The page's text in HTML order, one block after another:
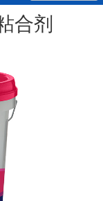
合剂